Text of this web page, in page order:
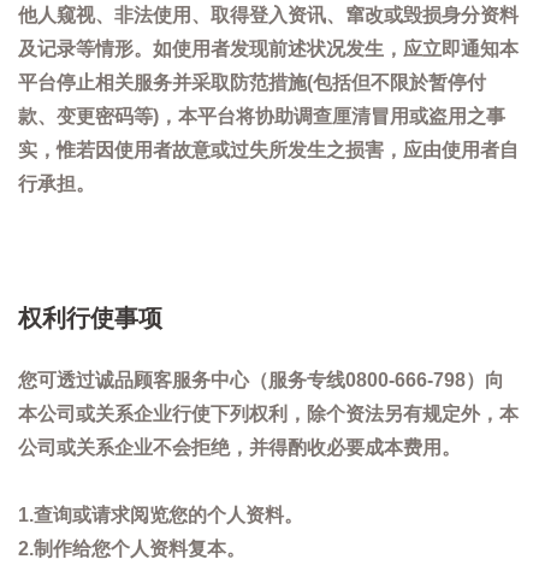
他人窥视、非法使用、取得登入资讯、窜改或毁损身分资料
及记录等情形。如使用者发现前述状况发生，应立即通知本
平台停止相关服务并采取防范措施(包括但不限於暂停付
款、变更密码等)，本平台将协助调查厘清冒用或盗用之事
实，惟若因使用者故意或过失所发生之损害，应由使用者自
行承担。
权利行使事项
您可透过诚品顾客服务中心（服务专线0800-666-798）向
本公司或关系企业行使下列权利，除个资法另有规定外，本
公司或关系企业不会拒绝，并得酌收必要成本费用。
1.查询或请求阅览您的个人资料。
2.制作给您个人资料复本。